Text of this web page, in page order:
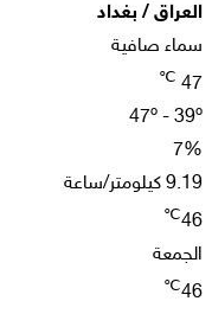
العراق / بغداد
سماء صافية
47
℃
47º - 39º
7%
9.19 كيلومتر/ساعة
46
℃
الجمعة
46
℃